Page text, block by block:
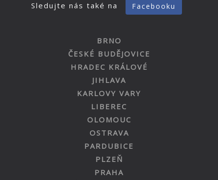
Sledujte nás také na Facebooku
BRNO
ČESKÉ BUDĚJOVICE
HRADEC KRÁLOVÉ
JIHLAVA
KARLOVY VARY
LIBEREC
OLOMOUC
OSTRAVA
PARDUBICE
PLZEŇ
PRAHA